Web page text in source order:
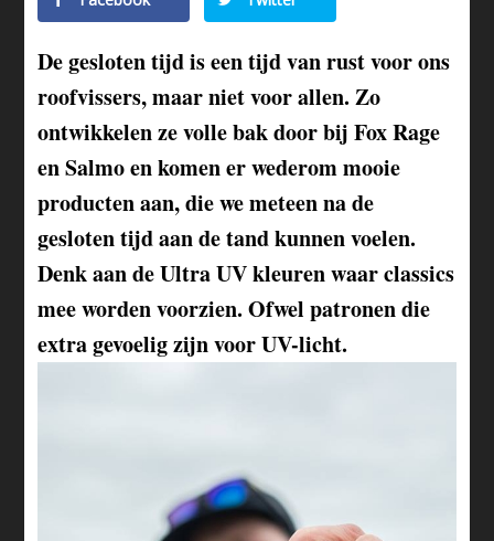
De gesloten tijd is een tijd van rust voor ons
roofvissers, maar niet voor allen. Zo
ontwikkelen ze volle bak door bij Fox Rage
en Salmo en komen er wederom mooie
producten aan, die we meteen na de
gesloten tijd aan de tand kunnen voelen.
Denk aan de Ultra UV kleuren waar classics
mee worden voorzien. Ofwel patronen die
extra gevoelig zijn voor UV-licht.